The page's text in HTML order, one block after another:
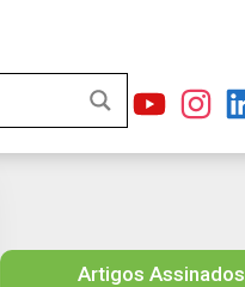
Artigos Assinados